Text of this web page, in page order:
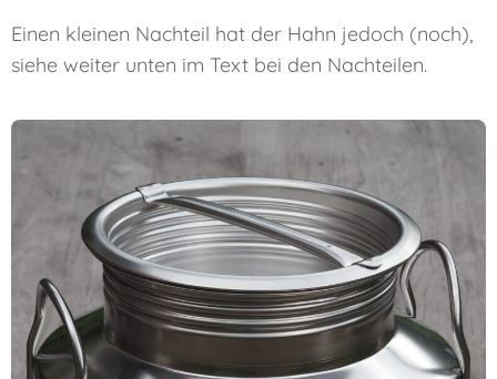
Einen kleinen Nachteil hat der Hahn jedoch (noch),
siehe weiter unten im Text bei den Nachteilen.